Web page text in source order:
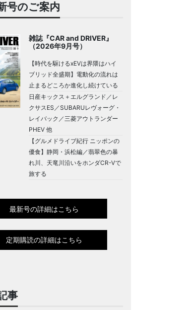
号のご案内
雑誌『CAR and DRIVER』
（2026年9月号）
【時代を駆けるxEVは界隈はハイ
ブリッド全盛期】電動化の流れは
止まるどころか進化し続けている
日産キックス＋エルグランド／レ
クサスES／SUBARUレヴォーグ・
レイバック／三菱アウトランダー
PHEV 他
【グルメドライブ紀行 ニッポンの
優食】静岡・浜松編／翡翠色の暴
れ川、天竜川沿いをホンダCR-Vで
旅する
最新号の詳細はこちら
定期購読の詳細はこちら
事